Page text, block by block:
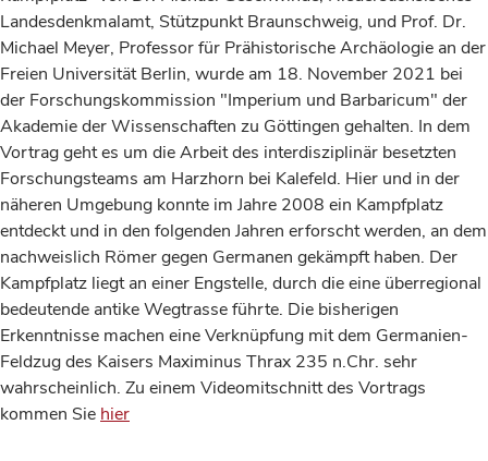
Landesdenkmalamt, Stützpunkt Braunschweig, und Prof. Dr.
Michael Meyer, Professor für Prähistorische Archäologie an der
Freien Universität Berlin, wurde am 18. November 2021 bei
der Forschungskommission "Imperium und Barbaricum" der
Akademie der Wissenschaften zu Göttingen gehalten. In dem
Vortrag geht es um die Arbeit des interdisziplinär besetzten
Forschungsteams am Harzhorn bei Kalefeld. Hier und in der
näheren Umgebung konnte im Jahre 2008 ein Kampfplatz
entdeckt und in den folgenden Jahren erforscht werden, an dem
nachweislich Römer gegen Germanen gekämpft haben. Der
Kampfplatz liegt an einer Engstelle, durch die eine überregional
bedeutende antike Wegtrasse führte. Die bisherigen
Erkenntnisse machen eine Verknüpfung mit dem Germanien-
Feldzug des Kaisers Maximinus Thrax 235 n.Chr. sehr
wahrscheinlich. Zu einem Videomitschnitt des Vortrags
kommen Sie hier